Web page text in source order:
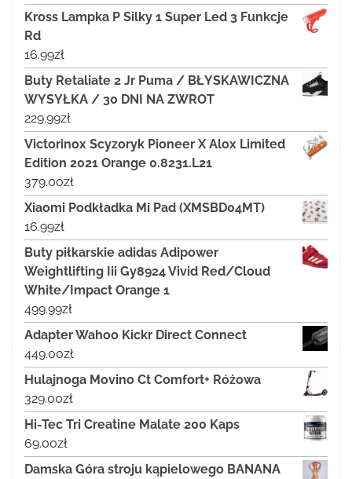
Kross Lampka P Silky 1 Super Led 3 Funkcje
Rd
16.99zł
Buty Retaliate 2 Jr Puma / BŁYSKAWICZNA
WYSYŁKA / 30 DNI NA ZWROT
229.99zł
Victorinox Scyzoryk Pioneer X Alox Limited
Edition 2021 Orange 0.8231.L21
379.00zł
Xiaomi Podkładka Mi Pad (XMSBD04MT)
16.99zł
Buty piłkarskie adidas Adipower
Weightlifting Iii Gy8924 Vivid Red/Cloud
White/Impact Orange 1
499.99zł
Adapter Wahoo Kickr Direct Connect
449.00zł
Hulajnoga Movino Ct Comfort+ Różowa
329.00zł
Hi-Tec Tri Creatine Malate 200 Kaps
69.00zł
Damska Góra stroju kąpielowego BANANA